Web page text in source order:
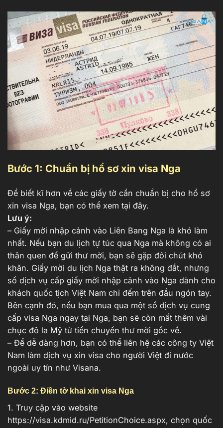
Bước 1: Chuẩn bị hồ sơ xin visa Nga
Để biết kĩ hơn về các giấy tờ cần chuẩn bị cho hồ sơ
xin visa Nga, bạn có thể xem tại đây.
Lưu ý:
– Giấy mời nhập cảnh vào Liên Bang Nga là khó làm
nhất. Nếu bạn du lịch tự túc qua Nga mà không có ai
thân quen để gửi thư mời, bạn sẽ gặp đôi chút khó
khăn. Giấy mời du lịch Nga thật ra không đắt, nhưng
số dịch vụ cấp giấy mời nhập cảnh vào Nga dành cho
khách quốc tịch Việt Nam chỉ đếm trên đầu ngón tay.
Bên cạnh đó, nếu bạn mua qua một số dịch vụ cung
cấp visa Nga ngay tại Nga, bạn sẽ còn mất thêm vài
chục đô la Mỹ từ tiền chuyển thư mời gốc về.
– Để dễ dàng hơn, bạn có thể liên hệ các công ty Việt
Nam làm dịch vụ xin visa cho người Việt đi nước
ngoài uy tín như Visana.
Bước 2: Điền tờ khai xin visa Nga
1. Truy cập vào website
https://visa.kdmid.ru/PetitionChoice.aspx, chọn quốc